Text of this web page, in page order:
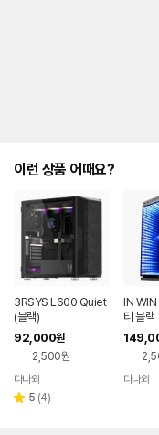
이런 상품 어때요?
3RSYS L600 Quiet
(블랙)
92,000원
2,500원
페이
다나와
별 5 리
(4)
IN WIN
티 블랙
다나와